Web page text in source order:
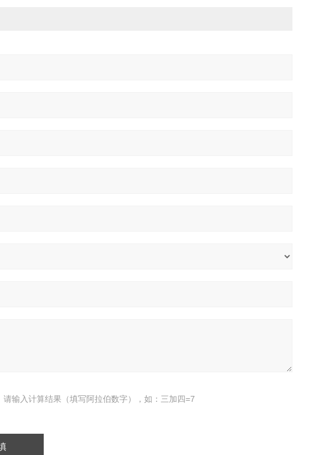
请输入计算结果（填写阿拉伯数字），如：三加四=7